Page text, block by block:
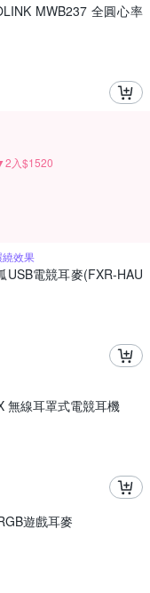
MWB237 全圓心率
入$1520
效果
USB電競耳麥(FXR-HAU
無線耳罩式電競耳機
遊戲耳麥